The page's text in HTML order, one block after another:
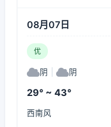
08月07日
优
阴 阴
29° ~ 43°
西南风